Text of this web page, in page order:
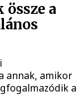
a
annak, amikor
a